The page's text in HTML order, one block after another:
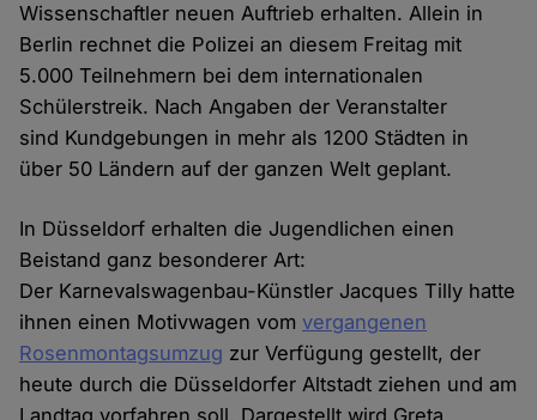
Wissenschaftler neuen Auftrieb erhalten. Allein in
Berlin rechnet die Polizei an diesem Freitag mit
5.000 Teilnehmern bei dem internationalen
Schülerstreik. Nach Angaben der Veranstalter
sind Kundgebungen in mehr als 1200 Städten in
über 50 Ländern auf der ganzen Welt geplant.
In Düsseldorf erhalten die Jugendlichen einen
Beistand ganz besonderer Art:
Der Karnevalswagenbau-Künstler Jacques Tilly hatte
ihnen einen Motivwagen vomvergangenen
Rosenmontagsumzug zur Verfügung gestellt, der
heute durch die Düsseldorfer Altstadt ziehen und am